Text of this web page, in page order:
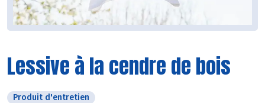
Lessive à la cendre de bois
Produit d'entretien